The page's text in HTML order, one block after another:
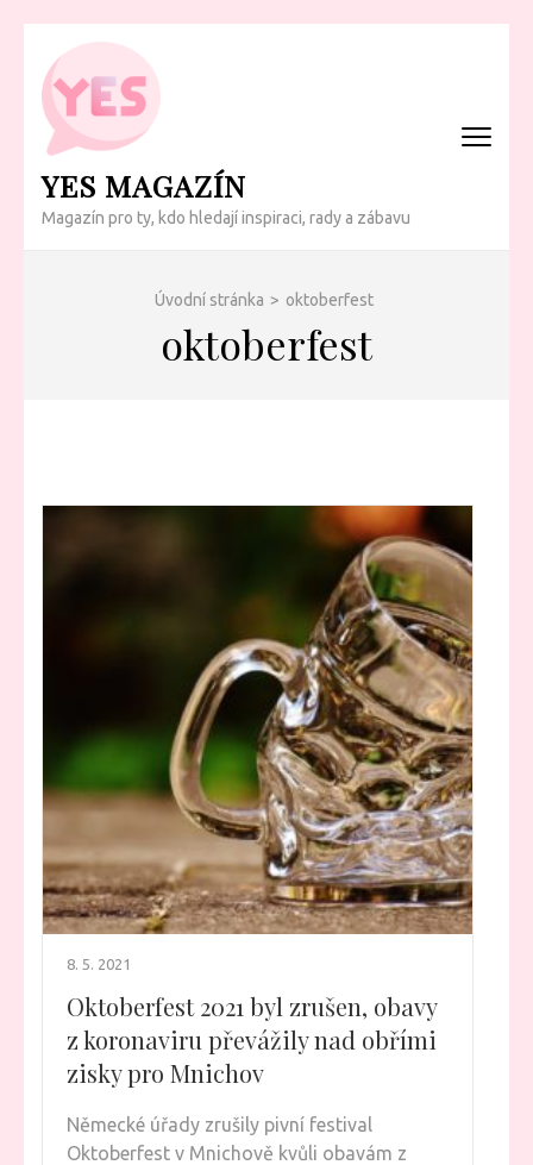
Přeskočit
obsah
(Enter)
YES MAGAZÍN
Magazín pro ty, kdo hledají inspiraci, rady a zábavu
Úvodní stránka > oktoberfest
oktoberfest
8. 5. 2021
Oktoberfest 2021 byl zrušen, obavy
z koronaviru převážily nad obřími
zisky pro Mnichov
Německé úřady zrušily pivní festival
Oktoberfest v Mnichově kvůli obavám z